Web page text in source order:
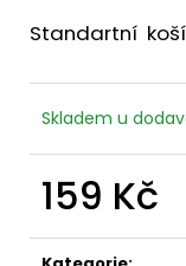
z
5
Standartní
Skladem u
159 Kč
cena: